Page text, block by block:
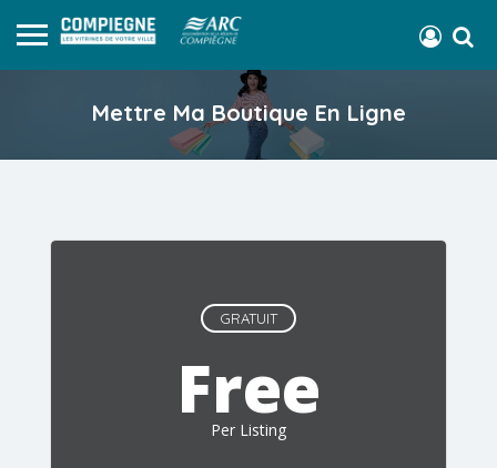
Mettre Ma Boutique En Ligne
GRATUIT
Free
Per Listing